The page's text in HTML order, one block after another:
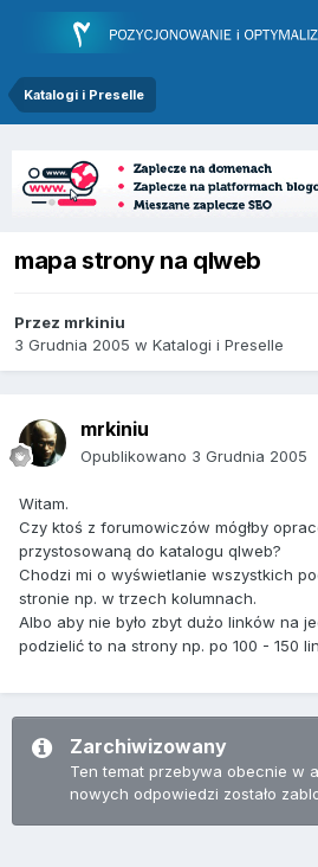
Katalogi i Preselle
mapa strony na qlweb
Przez mrkiniu
3 Grudnia 2005 w Katalogi i Preselle
mrkiniu
Opublikowano 3 Grudnia 2005
Witam.
Czy ktoś z forumowiczów mógłby
przystosowaną do katalogu qlweb?
Chodzi mi o wyświetlanie wszystkich
stronie np. w trzech kolumnach.
Albo aby nie było zbyt dużo linków na
podzielić to na strony np. po 100 - 150
Zarchiwizowany
Ten temat przebywa obecnie w
nowych odpowiedzi zostało